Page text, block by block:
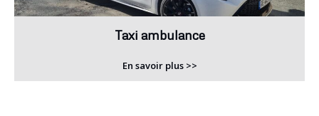
Taxi ambulance
En savoir plus >>